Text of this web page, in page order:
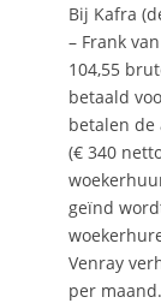
Bij Kafra
– Frank
104,55
betaald
betalen de
(€ 340
geïnd
Venray
per